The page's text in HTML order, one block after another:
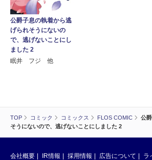
TOP コミック コミックス FLOS COMIC
公
そうにないので、逃げないことにしました 2
公爵子息の執着から逃
げられそうにないの
で、逃げないことにし
ました 2
眠井 フジ 他
会社概要 IR情報 採用情報 広告について
ラ